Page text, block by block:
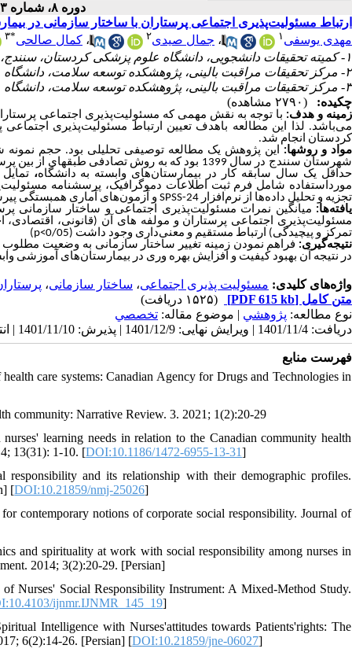
دوره ۸، شماره ۳ - ( ۱۱-۱۴۰۱ )
ارتباط مسئولیت‌پذیری اجتماعی پرستاران با ساختار سازمانی در
مهدی یوسفی ۱ ، جمال صیدی۲ ، کمال صالحی*۳
۱- کمیته تحقیقات دانشجویی، دانشگاه علوم پزشکی کردستان، سنندج، ایران
۲- مرکز تحقیقات مراقبت بالینی، پژوهشکده توسعه سلامت، دانشگاه علوم پزشکی کردستان، سنندج، ایران
۳- مرکز تحقیقات مراقبت بالینی، پژوهشکده توسعه سلامت، دانشگاه علوم پزشکی کردستان، سنندج، ایران ،
چکیده:
(۲۷۹۰ مشاهده)
زمینه و هدف: با توجه به نقش مهمی که مسئولیت‌پذیری اجتماعی
می‌باشد. لذا این مطالعه باهدف تعیین ارتباط مسئولیت‌پذیری
کردستان انجام شد.
مواد و روش­ها: این پژوهش یک مطالعه توصیفی ­تحلیلی بود.
شهرستان سنندج در سال 1399 بود که به روش
حداقل یک سال سابقه کار در بیمارستان‌های وابسته به دانشگاه،
مورداستفاده شامل فرم ثبت اطلاعات دموگرافیک، پرسشنامه
تجزیه و تحلیل داده‌ها از نرم‌افزار SPSS-24 و آزمون‌های آماری همبستگی
یافته‌ها:
مسئولیت‌پذیری اجتماعی پرستاران و مولفه­ های آن (قانونی،
تمرکز و پیچیدگی) ارتباط مستقیم و معنی‌داری وجود داشت (p<0/05)
نتیجه‌گیری: فراهم نمودن زمینه تغییر ساختار سازمانی به وضعیت
در نتیجه آن بهبود کیفیت و افزایش بهره وری در بیمارستان‌های آموزشی‌
واژه‌های کلیدی: مسئولیت پذیری اجتماعی، ساختار سازمانی،
متن کامل [PDF 615 kb]
(۱۵۲۵ دریافت)
نوع مطالعه: پژوهشي | موضوع مقاله: تخصصي
دریافت: 1401/11/4 | ویرایش نهایی: 1401/12/9 | پذیرش: 1401/11/10 | انتشار: 1401/11/10 | انتشار الکترونیک: 1401/11/10
فهرست منابع
care systems: Canadian Agency for Drugs and Technologies in
community: Narrative Review. 3. 2021; 1(2):20-29
learning needs in relation to the Canadian community health
13(31): 1-10. [DOI:10.1186/1472-6955-13-31]
and its relationship with their demographic profiles.
[DOI:10.21859/nmj-25026]
contemporary notions of corporate social responsibility. Journal of
and spirituality at work with social responsibility among nurses in
2014; 3(2):20-29. [Persian]
Nurses' Social Responsibility Instrument: A Mixed-Method Study.
ijnmr.IJNMR_145_19]
Intelligence with Nurses'attitudes towards Patients'rights: The
6(2):14-26. [Persian] [DOI:10.21859/jne-06027]